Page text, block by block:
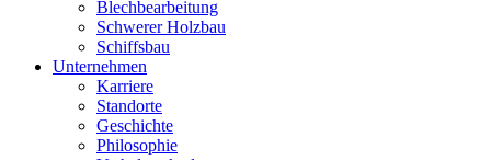
Blechbearbeitung
Schwerer Holzbau
Schiffsbau
Unternehmen
Karriere
Standorte
Geschichte
Philosophie